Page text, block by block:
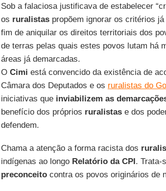
Sob a falaciosa justificava de estabelecer
os ruralistaspropõem ignorar os critérios já
fim de aniquilar os direitos territoriais dos
de terras pelas quais estes povos lutam há
áreas já demarcadas.
O Cimi está convencido da existência de
Câmara dos Deputados e os ruralistas do
iniciativas que inviabilizem as
benefício dos próprios ruralistase dos
defendem.
Chama a atenção a forma racista dos
indígenas ao longo Relatório da CPI. Trata-
preconceitocontra os povos originários de